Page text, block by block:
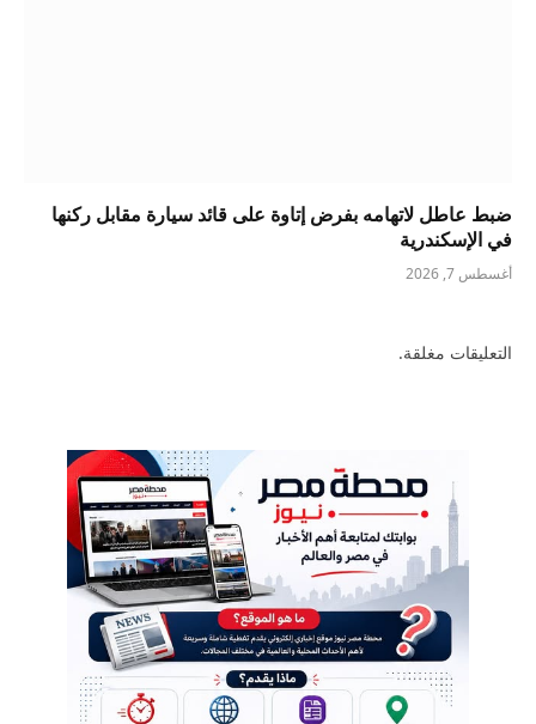
ضبط عاطل لاتهامه بفرض إتاوة على قائد سيارة مقابل ركنها
في الإسكندرية
أغسطس 7, 2026
التعليقات مغلقة.